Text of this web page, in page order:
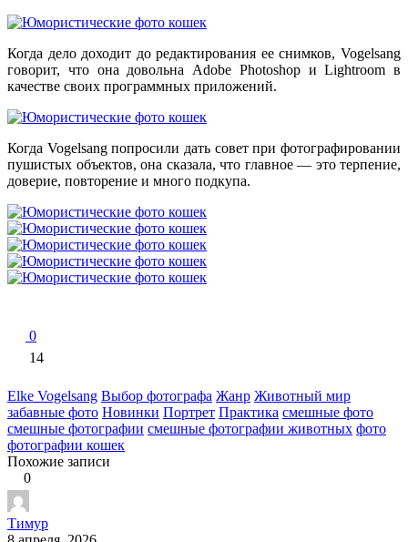
Когда дело доходит до редактирования ее снимков, Vogelsang
говорит, что она довольна Adobe Photoshop и Lightroom в
качестве своих программных приложений.
Когда Vogelsang попросили дать совет при фотографировании
пушистых объектов, она сказала, что главное — это терпение,
доверие, повторение и много подкупа.
0
14
Elke Vogelsang Выбор фотографа Жанр Животный мир
забавные фото Новинки Портрет Практика смешные фото
смешные фотографии смешные фотографии животных фото
фотографии кошек
Похожие записи
0
Тимур